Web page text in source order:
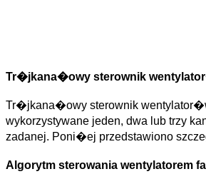
Tr�jkana�owy sterownik
Tr�jkana�owy sterownik
wykorzystywane jeden, dwa lub trzy
zadanej. Poni�ej przedstawiono
Algorytm sterowania wentylatorem